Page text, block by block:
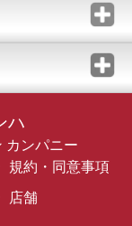
ハ
カンパニー
規約・同意事項
店舗